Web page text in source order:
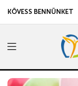
KÖVESS BENNÜNKET